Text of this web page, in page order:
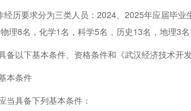
经历要求分为三类人员：2024、2025年应届毕
理8名，化学1名，科学5名，历史13名，地理3
备以下基本条件、资格条件和《武汉经济技术开
本条件
当具备下列基本条件：